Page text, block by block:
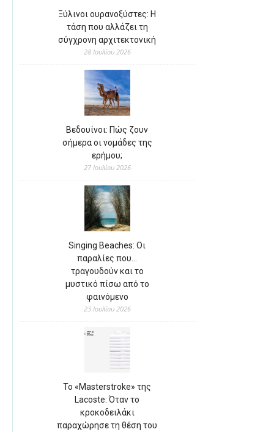
Ξύλινοι ουρανοξύστες: Η
τάση που αλλάζει τη
σύγχρονη αρχιτεκτονική
28 Ιουλίου 2026
Βεδουίνοι: Πώς ζουν
σήμερα οι νομάδες της
ερήμου;
27 Ιουλίου 2026
Singing Beaches: Οι
παραλίες που…
τραγουδούν και το
μυστικό πίσω από το
φαινόμενο
23 Ιουλίου 2026
Το «Masterstroke» της
Lacoste: Όταν το
κροκοδειλάκι
παραχώρησε τη θέση του